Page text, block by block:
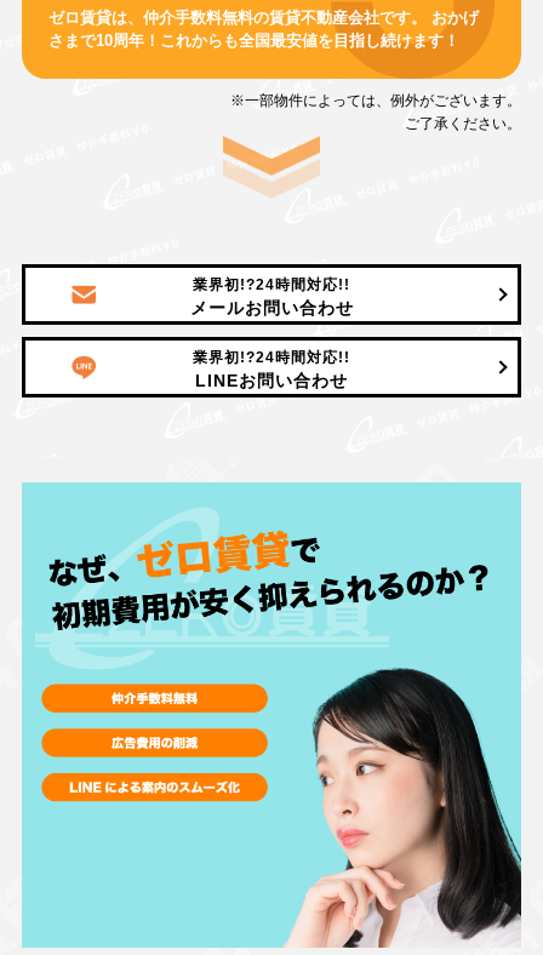
ゼロ賃貸は、仲介手数料無料の賃貸不動産会社です。
おかげ
さまで10周年！ これからも全国最安値を目指し続けます！
※一部物件によっては、例外がございます。
ご了承ください。
業界初!?24時間対応!!
メールお問い合わせ
業界初!?24時間対応!!
LINEお問い合わせ